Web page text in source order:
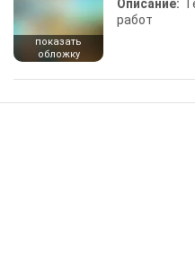
показать
обложку
Описание:
работ